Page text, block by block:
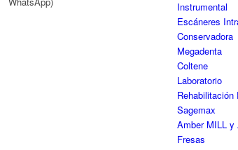
Instrumental
Escáneres
Conservadora
Megadenta
Coltene
Laboratorio
Rehabilitación
Sagemax
Amber MILL y
Fresas